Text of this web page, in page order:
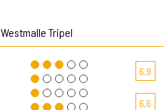
Westmalle Tripel
6,9
6,6